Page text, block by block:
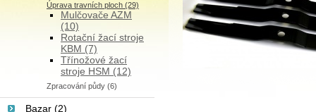
Úprava travních ploch (29)
Mulčovače AZM
(10)
Rotační žací stroje
KBM (7)
Třínožové žací
stroje HSM (12)
Zpracování půdy (6)
Bazar (2)